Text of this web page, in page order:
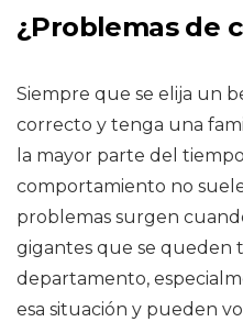
¿Problemas de
Siempre que se elija un
correcto y tenga una
la mayor parte del
comportamiento no
problemas surgen
gigantes que se queden
departamento,
esa situación y pueden